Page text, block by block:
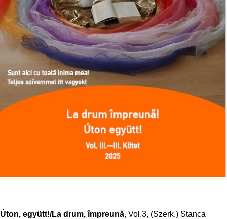
Úton, együtt!/La drum, împreună, Vol.3, (Szerk.) Stanca